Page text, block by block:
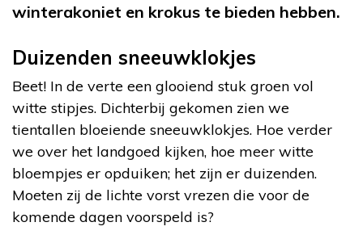
winterakoniet en krokus te bieden hebben.
Duizenden sneeuwklokjes
Beet! In de verte een glooiend stuk groen vol
witte stipjes. Dichterbij gekomen zien we
tientallen bloeiende sneeuwklokjes. Hoe verder
we over het landgoed kijken, hoe meer witte
bloempjes er opduiken; het zijn er duizenden.
Moeten zij de lichte vorst vrezen die voor de
komende dagen voorspeld is?